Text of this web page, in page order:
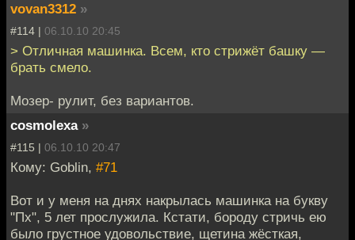
vovan3312 »
#114 | 06.10.10 20:45
> Отличная машинка. Всем, кто стрижёт башку —
брать смело.
Мозер- рулит, без вариантов.
cosmolexa »
#115 | 06.10.10 20:47
Кому: Goblin, #71
Вот и у меня на днях накрылась машинка на букву
"Пх", 5 лет прослужила. Кстати, бороду стричь ею
было грустное удовольствие, щетина жёсткая,